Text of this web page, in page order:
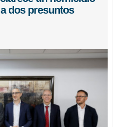
dos presuntos